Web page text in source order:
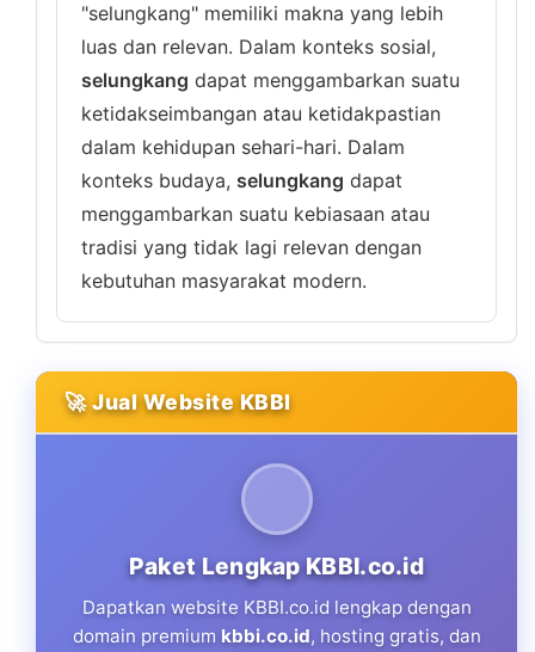
"selungkang" memiliki makna yang lebih
luas dan relevan. Dalam konteks sosial,
selungkang dapat menggambarkan suatu
ketidakseimbangan atau ketidakpastian
dalam kehidupan sehari-hari. Dalam
konteks budaya, selungkang dapat
menggambarkan suatu kebiasaan atau
tradisi yang tidak lagi relevan dengan
kebutuhan masyarakat modern.
🚀 Jual Website KBBI
Paket Lengkap KBBI.co.id
Dapatkan website KBBI.co.id lengkap dengan
domain premium kbbi.co.id, hosting gratis, dan